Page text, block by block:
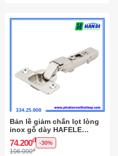
Bản lề giảm chấn lọt lòng
inox gỗ dày HAFELE
334.25.000
74.200đ -30%
106.000đ